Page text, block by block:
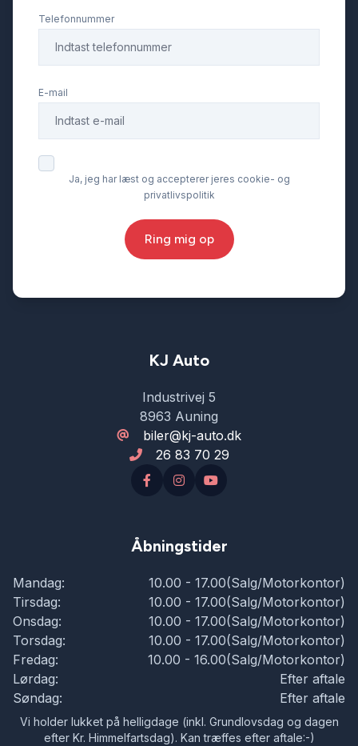
udvendig temperaturmåler
USB-C tilslutning
vognbaneassistent
Telefonnummer
E-mail
Ja, jeg har læst og accepterer jeres cookie- og
privatlivspolitik
Ring mig op
KJ Auto
Industrivej 5
8963 Auning
biler@kj-auto.dk
26 83 70 29
Åbningstider
Mandag:
10.00 - 17.00(Salg/Motorkontor)
Tirsdag:
10.00 - 17.00(Salg/Motorkontor)
Onsdag:
10.00 - 17.00(Salg/Motorkontor)
Torsdag:
10.00 - 17.00(Salg/Motorkontor)
Fredag:
10.00 - 16.00(Salg/Motorkontor)
Lørdag:
Efter aftale
Søndag:
Efter aftale
Vi holder lukket på helligdage (inkl. Grundlovsdag og dagen
efter Kr. Himmelfartsdag). Kan træffes efter aftale:-)